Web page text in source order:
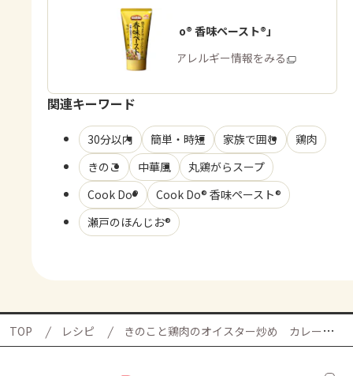
「Cook Do® 香味ペースト®」
商品・アレルギー情報をみる
関連キーワード
30分以内 簡単・時短 家族で囲む
鶏肉
きのこ
中華風
丸鶏がらスープ
Cook Do®
Cook Do® 香味ペースト®
瀬戸のほんじお®
TOP レシピ きのこと鶏肉のオイスター炒め カレー風味の献立